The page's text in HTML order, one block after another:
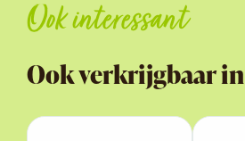
Ook interessant
Ook verkrijgbaar in